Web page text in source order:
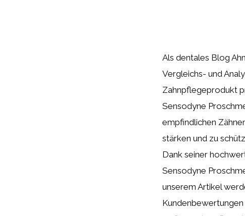
Als dentales Blog
Vergleichs- und
Zahnpflegeprodukt
Sensodyne
empfindlichen
stärken und zu
Dank seiner
Sensodyne
unserem Artikel